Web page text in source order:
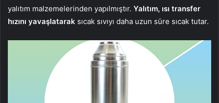
yalıtım malzemelerinden yapılmıştır. Yalıtım, ısı transfer
hızını yavaşlatarak sıcak sıvıyı daha uzun süre sıcak tutar.